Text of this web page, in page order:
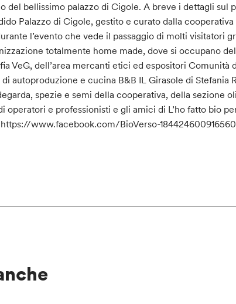
del bellissimo palazzo di Cigole. A breve i dettagli sul
Palazzo di Cigole, gestito e curato dalla
l’evento che vede il passaggio di molti visitatori
totalmente home made, dove si occupano
VeG, dell’area mercanti etici ed espositori
autoproduzione e cucina B&B IL Girasole di Stefania
spezie e semi della cooperativa, della sezione
operatori e professionisti e gli amici di L’ho fatto bio
www.facebook.com/BioVerso-